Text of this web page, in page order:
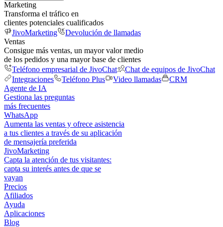
Marketing
Transforma el tráfico en
clientes potenciales cualificados
JivoMarketing
Devolución de llamadas
Ventas
Consigue más ventas, un mayor valor medio
de los pedidos y una mayor base de clientes
Teléfono empresarial de JivoChat
Chat de equipos de JivoChat
Integraciones
Teléfono Plus Video llamadas
CRM
Agente de IA
Gestiona las preguntas
más frecuentes
WhatsApp
Aumenta las ventas y ofrece asistencia
a tus clientes a través de su aplicación
de mensajería preferida
JivoMarketing
Capta la atención de tus visitantes:
capta su interés antes de que se
vayan
Precios
Afiliados
Ayuda
Aplicaciones
Blog